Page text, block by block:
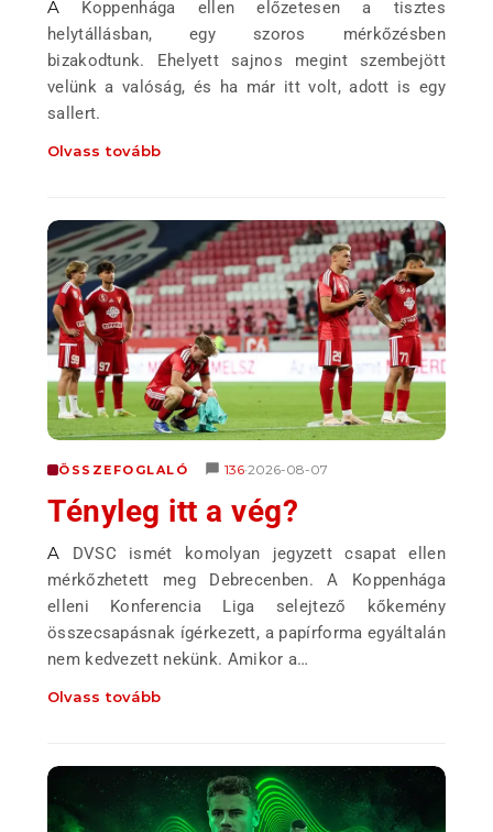
A Koppenhága ellen előzetesen a tisztes
helytállásban, egy szoros mérkőzésben
bizakodtunk. Ehelyett sajnos megint szembejött
velünk a valóság, és ha már itt volt, adott is egy
sallert.
Olvass tovább
ÖSSZEFOGLALÓ
Tényleg itt a vég?
136•2026-08-07
A DVSC ismét komolyan jegyzett csapat ellen
mérkőzhetett meg Debrecenben. A Koppenhága
elleni Konferencia Liga selejtező kőkemény
összecsapásnak ígérkezett, a papírforma egyáltalán
nem kedvezett nekünk. Amikor a…
Olvass tovább